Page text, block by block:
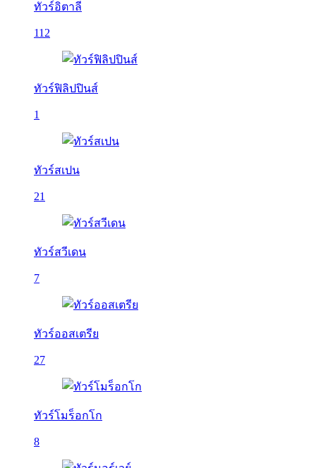
ทัวร์อิตาลี
112
ทัวร์ฟิลิปปินส์
1
ทัวร์สเปน
21
ทัวร์สวีเดน
7
ทัวร์ออสเตรีย
27
ทัวร์โมร็อกโก
8